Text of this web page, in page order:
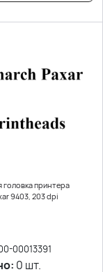
принтера
9403, 203 dpi
00013391
0 шт.